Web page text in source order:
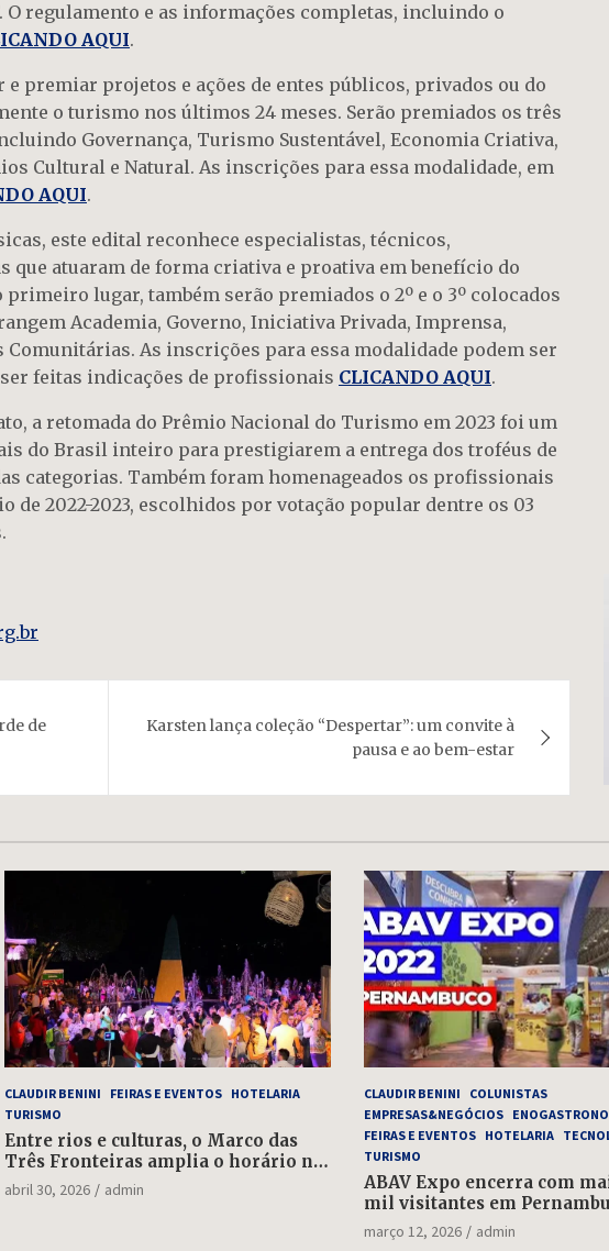
O regulamento e as informações completas, incluindo o
AQUI.
e premiar projetos e ações de entes públicos, privados ou do
o turismo nos últimos 24 meses. Serão premiados os três
Governança, Turismo Sustentável, Economia Criativa,
Cultural e Natural. As inscrições para essa modalidade, em
AQUI.
este edital reconhece especialistas, técnicos,
que atuaram de forma criativa e proativa em benefício do
primeiro lugar, também serão premiados o 2º e o 3º colocados
Academia, Governo, Iniciativa Privada, Imprensa,
As inscrições para essa modalidade podem ser
feitas indicações de profissionais CLICANDO AQUI.
a retomada do Prêmio Nacional do Turismo em 2023 foi um
do Brasil inteiro para prestigiarem a entrega dos troféus de
categorias. Também foram homenageados os profissionais
de 2022-2023, escolhidos por votação popular dentre os 03
de
Karsten lança coleção “Despertar”: um convite à
pausa e ao bem-estar
CLAUDIR BENINI FEIRAS E EVENTOS
HOTELARIA
TURISMO
Entre rios e culturas, o Marco das
Três Fronteiras amplia o horário no
feriadão de 1º de maio
abril 30, 2026 admin
CLAUDIR BENINI
COLUNISTAS
EMPRESAS&NEGÓCIOS
FEIRAS E EVENTOS HOTELARIA
TURISMO
ABAV Expo encerra com
mil visitantes em
março 12, 2026 admin